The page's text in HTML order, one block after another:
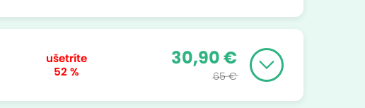
ušetríte
52 %
30,90 €
65 €